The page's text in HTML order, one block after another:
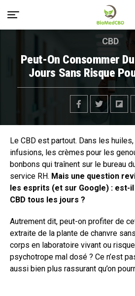
CBD
Peut-On Consommer
Jours Sans Risque
Le CBD est partout. Dans les
infusions, les crèmes pour les
bonbons qui traînent sur le bureau
service RH. Mais une question
les esprits (et sur Google) : est-
CBD tous les jours ?
Autrement dit, peut-on profiter de
extraite de la plante de chanvre
corps en laboratoire vivant ou
psychotrope mal dosé ? Ce n’est
aussi bien plus rassurant qu’on